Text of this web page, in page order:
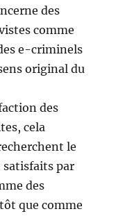
des
comme
e-criminels
original du
des
cela
le
par
des
que comme